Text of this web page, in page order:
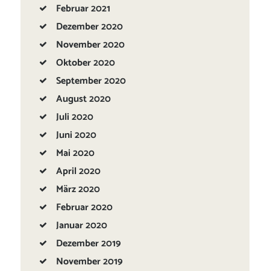
Februar2021
Dezember2020
November2020
Oktober2020
September2020
August2020
Juli2020
Juni2020
Mai2020
April2020
März2020
Februar2020
Januar2020
Dezember2019
November2019